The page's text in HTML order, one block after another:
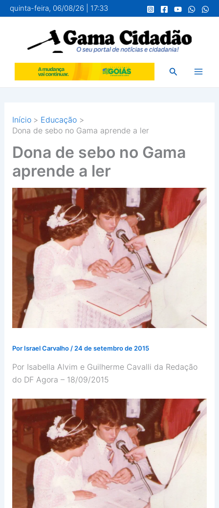
para
conteúdo
quinta-feira, 06/08/26 | 17:33
Pesquisar
Início
Educação
Dona de sebo no Gama aprende a ler
Dona de sebo no Gama
aprende a ler
Por Israel Carvalho / 24 de setembro de 2015
Por Isabella Alvim e Guilherme Cavalli da Redação
do DF Agora – 18/09/2015